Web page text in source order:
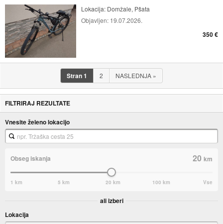
Lokacija: Domžale, Pšata
Objavljen: 19.07.2026.
350 €
Stran1 2 NASLEDNJA »
FILTRIRAJ REZULTATE
Vnesite želeno lokacijo
Obseg iskanja 20km
1 km 5 km 20 km 100 km Vse
ali izberi
Lokacija